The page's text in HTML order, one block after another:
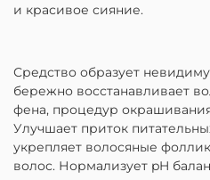
и красивое сияние.
Средство образует
бережно восстанавливает
фена, процедур
Улучшает приток
укрепляет волосяные
волос. Нормализует pH